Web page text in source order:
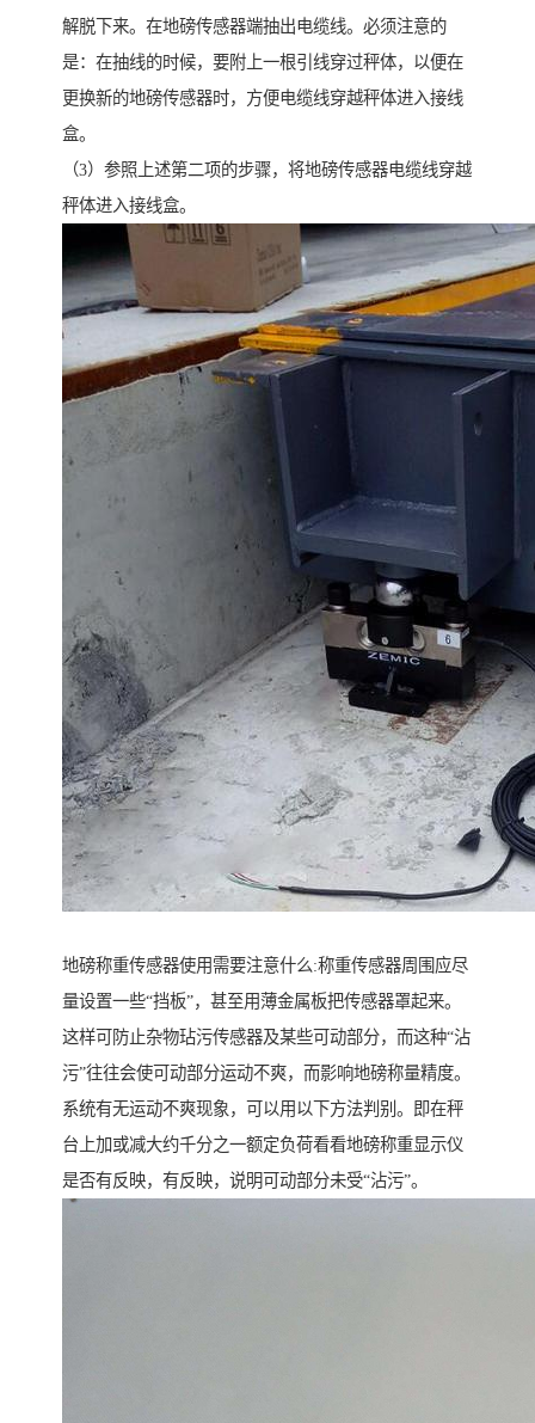
解脱下来。在地磅传感器端抽出电缆线。必须注意的
是：在抽线的时候，要附上一根引线穿过秤体，以便在
更换新的地磅传感器时，方便电缆线穿越秤体进入接线
盒。
（3）参照上述第二项的步骤，将地磅传感器电缆线穿越
秤体进入接线盒。
地磅称重传感器使用需要注意什么:称重传感器周围应尽
量设置一些“挡板”，甚至用薄金属板把传感器罩起来。
这样可防止杂物玷污传感器及某些可动部分，而这种“沾
污”往往会使可动部分运动不爽，而影响地磅称量精度。
系统有无运动不爽现象，可以用以下方法判别。即在秤
台上加或减大约千分之一额定负荷看看地磅称重显示仪
是否有反映，有反映，说明可动部分未受“沾污”。